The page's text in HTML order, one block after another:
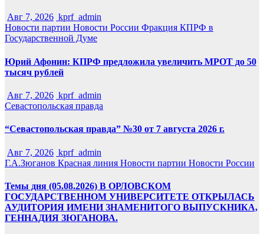
Авг 7, 2026 kprf_admin
Новости партии Новости России Фракция КПРФ в
Государственной Думе
Юрий Афонин: КПРФ предложила увеличить МРОТ до 50
тысяч рублей
Авг 7, 2026 kprf_admin
Севастопольская правда
“Севастопольская правда” №30 от 7 августа 2026 г.
Авг 7, 2026 kprf_admin
Г.А.Зюганов Красная линия Новости партии Новости России
Темы дня (05.08.2026) В ОРЛОВСКОМ
ГОСУДАРСТВЕННОМ УНИВЕРСИТЕТЕ ОТКРЫЛАСЬ
АУДИТОРИЯ ИМЕНИ ЗНАМЕНИТОГО ВЫПУСКНИКА,
ГЕННАДИЯ ЗЮГАНОВА.